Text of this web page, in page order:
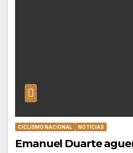
CICLISMO NACIONAL NOTÍCIAS
Emanuel Duarte